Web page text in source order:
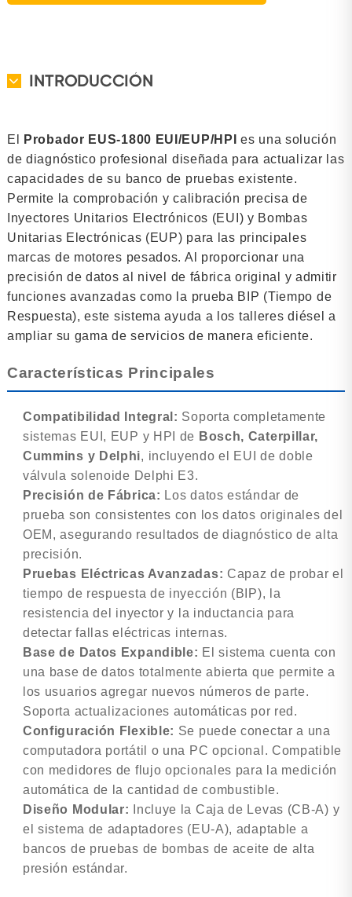
INTRODUCCIÓN
El Probador EUS-1800 EUI/EUP/HPI
es una solución
de diagnóstico profesional diseñada para actualizar las
capacidades de su banco de pruebas existente.
Permite la comprobación y calibración precisa de
Inyectores Unitarios Electrónicos (EUI) y Bombas
Unitarias Electrónicas (EUP) para las principales
marcas de motores pesados. Al proporcionar una
precisión de datos al nivel de fábrica original y admitir
funciones avanzadas como la prueba BIP (Tiempo de
Respuesta), este sistema ayuda a los talleres diésel a
ampliar su gama de servicios de manera eficiente.
Características Principales
Compatibilidad Integral: Soporta completamente
sistemas EUI, EUP y HPI de Bosch, Caterpillar,
Cummins y Delphi, incluyendo el EUI de doble
válvula solenoide Delphi E3.
Precisión de Fábrica: Los datos estándar de
prueba son consistentes con los datos originales del
OEM, asegurando resultados de diagnóstico de alta
precisión.
Pruebas Eléctricas Avanzadas: Capaz de probar el
tiempo de respuesta de inyección (BIP), la
resistencia del inyector y la inductancia para
detectar fallas eléctricas internas.
Base de Datos Expandible: El sistema cuenta con
una base de datos totalmente abierta que permite a
los usuarios agregar nuevos números de parte.
Soporta actualizaciones automáticas por red.
Configuración Flexible: Se puede conectar a una
computadora portátil o una PC opcional. Compatible
con medidores de flujo opcionales para la medición
automática de la cantidad de combustible.
Diseño Modular: Incluye la Caja de Levas (CB-A) y
el sistema de adaptadores (EU-A), adaptable a
bancos de pruebas de bombas de aceite de alta
presión estándar.